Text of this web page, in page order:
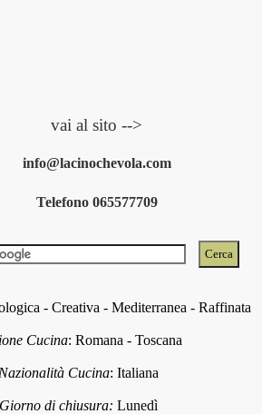
vai al sito -->
info@lacinochevola.com
Telefono 065577709
- Creativa - Mediterranea - Raffinata
Cucina: Romana - Toscana
Nazionalità Cucina:Italiana
Giorno di chiusura:Lunedì